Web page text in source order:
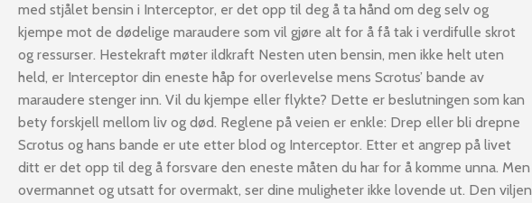
med stjålet bensin i Interceptor, er det opp til deg å ta hånd om deg selv og
kjempe mot de dødelige maraudere som vil gjøre alt for å få tak i verdifulle skrot
og ressurser. Hestekraft møter ildkraft Nesten uten bensin, men ikke helt uten
held, er Interceptor din eneste håp for overlevelse mens Scrotus’ bande av
maraudere stenger inn. Vil du kjempe eller flykte? Dette er beslutningen som kan
bety forskjell mellom liv og død. Reglene på veien er enkle: Drep eller bli drepne
Scrotus og hans bande er ute etter blod og Interceptor. Etter et angrep på livet
ditt er det opp til deg å forsvare den eneste måten du har for å komme unna. Men
overmannet og utsatt for overmakt, ser dine muligheter ikke lovende ut. Den viljen